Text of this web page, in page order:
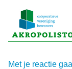
Met je reactie